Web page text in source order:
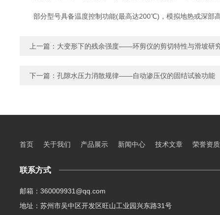
部分型号具备‌温度控制功能‌(最高达200℃)，模拟地热或深部
上一篇： 大变形下的残余强度——环剪仪的剪切特性与滑坡研
下一篇： 孔隙水压力消散规律——自动渗压仪的固结试验功能
首页 关于我们 产品展示 新闻中心 技术文章 荣誉资质
联系方式
邮箱：360009931@qq.com
地址：苏州市吴中区开发区旺山工业园兴东路31号